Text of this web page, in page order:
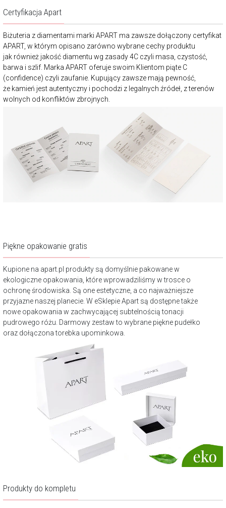
Certyfikacja Apart
Biżuteria z diamentami marki APART ma zawsze dołączony certyfikat
APART, w którym opisano zarówno wybrane cechy produktu
jak również jakość diamentu wg zasady 4C czyli masa, czystość,
barwa i szlif. Marka APART oferuje swoim Klientom piąte C
(confidence) czyli zaufanie. Kupujący zawsze mają pewność,
że kamień jest autentyczny i pochodzi z legalnych źródeł, z terenów
wolnych od konfliktów zbrojnych.
Piękne opakowanie gratis
Kupione na apart.pl produkty są domyślnie pakowane w
ekologiczne opakowania, które wprowadziliśmy w trosce o
ochronę środowiska. Są one estetyczne, a co najważniejsze
przyjazne naszej planecie. W eSklepie Apart są dostępne także
nowe opakowania w zachwycającej subtelnością tonacji
pudrowego różu. Darmowy zestaw to wybrane piękne pudełko
oraz dołączona torebka upominkowa.
Produkty do kompletu